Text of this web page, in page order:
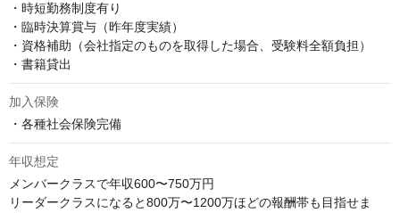
・時短勤務制度有り
・臨時決算賞与（昨年度実績）
・資格補助（会社指定のものを取得した場合、受験料全額負担）
・書籍貸出
加入保険
・各種社会保険完備
年収想定
メンバークラスで年収600〜750万円
リーダークラスになると800万〜1200万ほどの報酬帯も目指せま